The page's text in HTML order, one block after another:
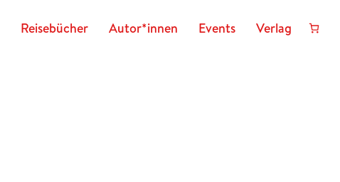
Reisebücher Autor*innen Events Verlag